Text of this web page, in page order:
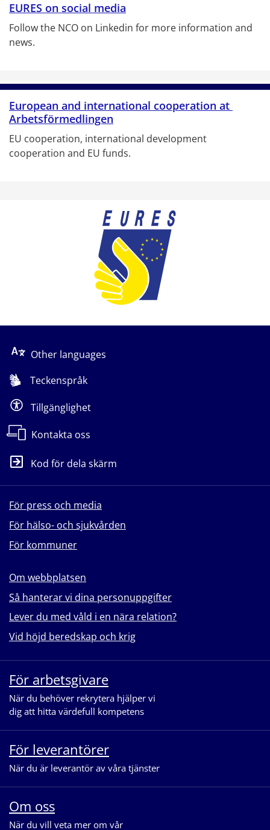
EURES on social media
Follow the NCO on Linkedin for more information and
news.
European and international cooperation at
Arbetsförmedlingen
EU cooperation, international development
cooperation and EU funds.
Other languages
Teckenspråk
Tillgänglighet
Kontakta oss
Kod för dela skärm
För press och media
För hälso- och sjukvården
För kommuner
Om webbplatsen
Så hanterar vi dina personuppgifter
Lever du med våld i en nära relation?
Vid höjd beredskap och krig
För arbetsgivare
När du behöver rekrytera hjälper vi
dig att hitta värdefull kompetens
För leverantörer
När du är leverantör av våra tjänster
Om oss
När du vill veta mer om vår